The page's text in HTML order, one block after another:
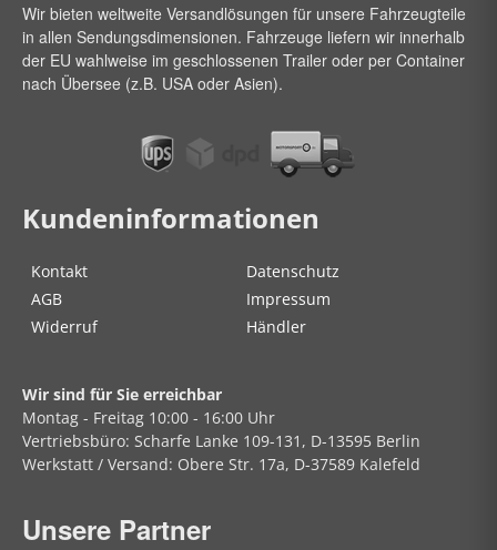
Wir bieten weltweite Versandlösungen für unsere Fahrzeugteile
in allen Sendungsdimensionen. Fahrzeuge liefern wir innerhalb
der EU wahlweise im geschlossenen Trailer oder per Container
nach Übersee (z.B. USA oder Asien).
Kundeninformationen
Kontakt
Datenschutz
AGB
Impressum
Widerruf
Händler
Wir sind für Sie erreichbar
Montag - Freitag 10:00 - 16:00 Uhr
Vertriebsbüro: Scharfe Lanke 109-131, D-13595 Berlin
Werkstatt / Versand: Obere Str. 17a, D-37589 Kalefeld
Unsere Partner